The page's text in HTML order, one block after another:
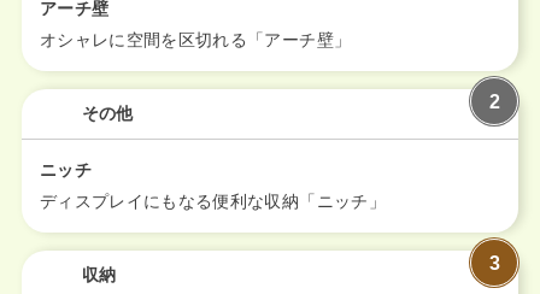
アーチ壁
オシャレに空間を区切れる「アーチ壁」
その他
ニッチ
ディスプレイにもなる便利な収納「ニッチ」
収納